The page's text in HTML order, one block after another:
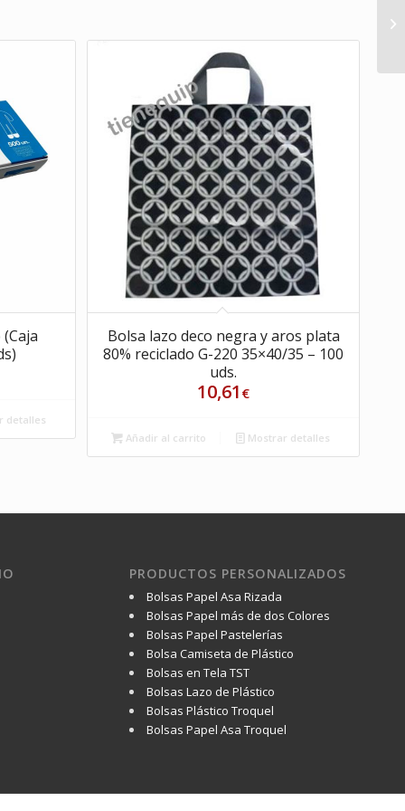
detalles
Bolsa lazo deco negra y aros plata
80% reciclado G-220 35×40/35 – 100
uds.
10,61 €
Añadir al carrito Mostrar detalles
PRODUCTOS PERSONALIZADOS
Bolsas Papel Asa Rizada
Bolsas Papel más de dos Colores
Bolsas Papel Pastelerías
Bolsa Camiseta de Plástico
Bolsas en Tela TST
Bolsas Lazo de Plástico
Bolsas Plástico Troquel
Bolsas Papel Asa Troquel